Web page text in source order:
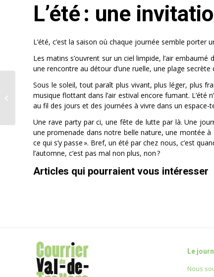
L’été : une
L’été, c’est la saison où chaque journée semble porter
Les matins s’ouvrent sur un ciel limpide, l’air
une rencontre au détour d’une ruelle, une plage
Sous le soleil, tout paraît plus vivant, plus léger, plus
musique flottant dans l’air estival encore fumant. L’été
au fil des jours et des journées à vivre dans un espace-
Une rave party par ci, une fête de lutte par là. Une
une promenade dans notre belle nature, une montée
ce qui s’y passe ». Bref, un été par chez nous, c’est
l’automne, c’est pas mal non plus, non ?
Articles qui pourraient vous intéresser
Le
Nous
Fleurier propulse la
saison du HCC sur un
sans-faute!